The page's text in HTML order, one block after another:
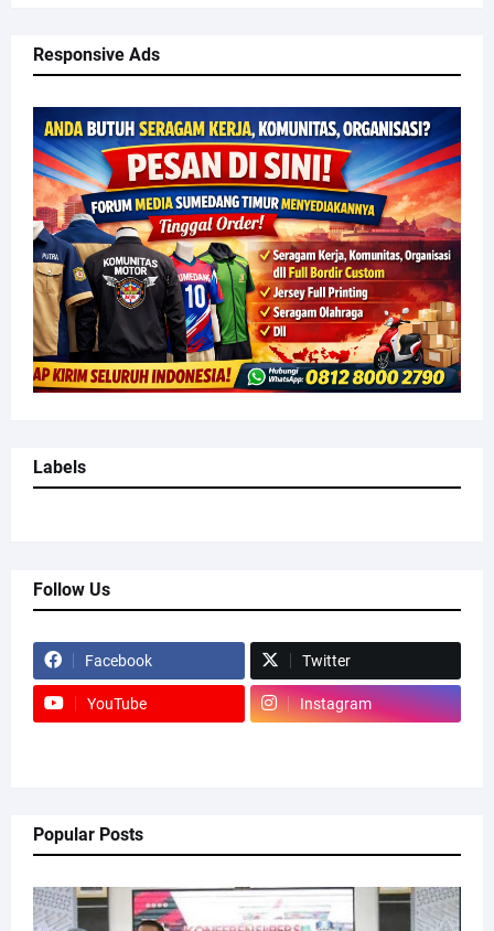
Responsive Ads
Labels
Follow Us
Facebook Twitter
YouTube Instagram
Popular Posts